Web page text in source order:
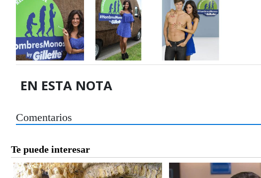
EN ESTA NOTA
Comentarios